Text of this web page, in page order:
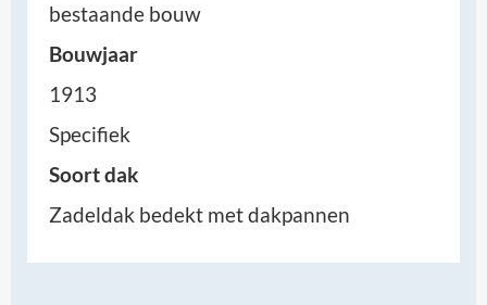
bestaande bouw
Bouwjaar
1913
Specifiek
Soort dak
Zadeldak bedekt met dakpannen